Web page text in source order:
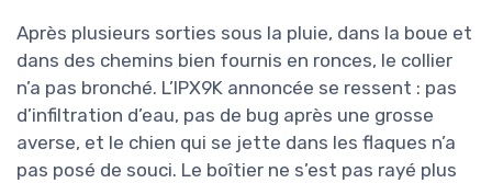
Après plusieurs sorties sous la pluie, dans la boue et
dans des chemins bien fournis en ronces, le collier
n’a pas bronché. L’IPX9K annoncée se ressent : pas
d’infiltration d’eau, pas de bug après une grosse
averse, et le chien qui se jette dans les flaques n’a
pas posé de souci. Le boîtier ne s’est pas rayé plus